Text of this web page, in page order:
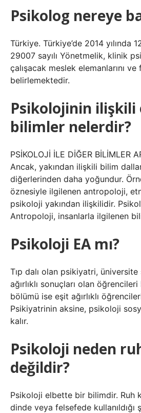
Psikolog nereye
Türkiye. Türkiye’de 2014 yılında
29007 sayılı Yönetmelik, klinik
çalışacak meslek elemanlarını
belirlemektedir.
Psikolojinin ilişkili
bilimler nelerdir?
PSİKOLOJİ İLE DİĞER BİLİMLER
Ancak, yakından ilişkili bilim
diğerlerinden daha yoğundur.
öznesiyle ilgilenen antropoloji,
psikoloji yakından ilişkilidir.
Antropoloji, insanlarla ilgilenen
Psikoloji EA mı?
Tıp dalı olan psikiyatri, üniversite
ağırlıklı sonuçları olan
bölümü ise eşit ağırlıklı
Psikiyatrinin aksine, psikoloji
kalır.
Psikoloji neden
değildir?
Psikoloji elbette bir bilimdir. Ruh
dinde veya felsefede kullanıldığı